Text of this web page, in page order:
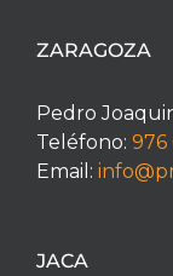
ZARAGOZA
Pedro
Teléfono: 976
Email:
JACA